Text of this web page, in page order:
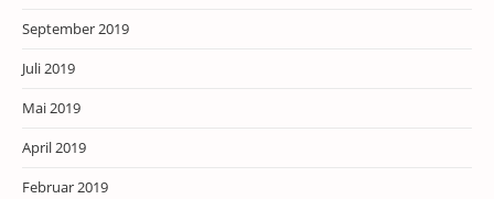
September 2019
Juli 2019
Mai 2019
April 2019
Februar 2019